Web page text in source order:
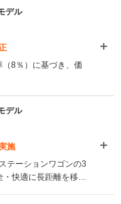
ン車は新開発の1.5L
燃費は23.0km/Lとな
デル
8％）に基づき、価
デル
施
テーションワゴンの3
快適に長距離を移動